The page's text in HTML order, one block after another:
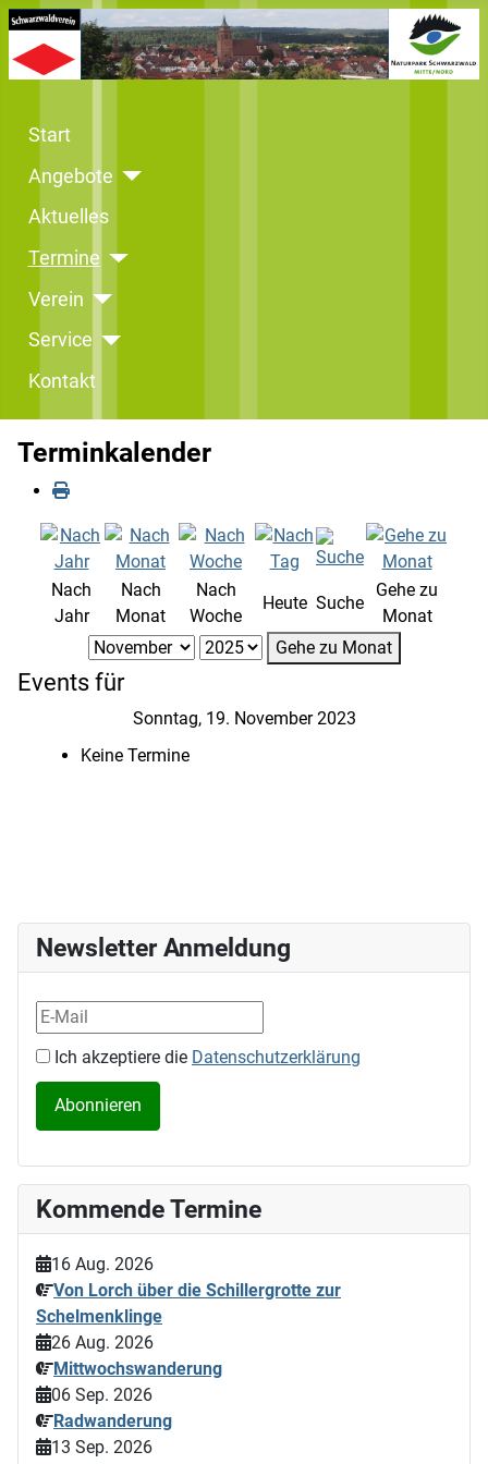
Start
Angebote
Aktuelles
Termine
Verein
Service
Kontakt
Terminkalender
Nach
Jahr
Nach
Monat
Nach
Woche
Heute Suche
Gehe zu
Monat
Gehe zu Monat
Events für
Sonntag, 19. November 2023
Keine Termine
Newsletter Anmeldung
Ich akzeptiere die Datenschutzerklärung
Kommende Termine
16 Aug. 2026
Von Lorch über die Schillergrotte zur
Schelmenklinge
26 Aug. 2026
Mittwochswanderung
06 Sep. 2026
Radwanderung
13 Sep. 2026